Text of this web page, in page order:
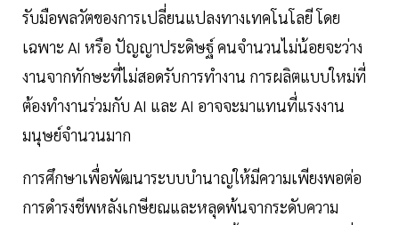
รับมือพลวัตของการเปลี่ยนแปลงทางเทคโนโลยี โดย
เฉพาะ AI หรือ ปัญญาประดิษฐ์ คนจำนวนไม่น้อยจะว่าง
งานจากทักษะที่ไม่สอดรับการทำงาน การผลิตแบบใหม่ที่
ต้องทำงานร่วมกับ AI และ AI อาจจะมาแทนที่แรงงาน
มนุษย์จำนวนมาก
การศึกษาเพื่อพัฒนาระบบบำนาญให้มีความเพียงพอต่อ
การดำรงชีพหลังเกษียณและหลุดพ้นจากระดับความ